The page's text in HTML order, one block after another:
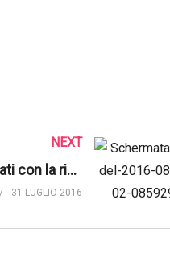
NEXT
Lo sguardo sui mercati con la riunione della BoE e gli NFP
31 LUGLIO 2016